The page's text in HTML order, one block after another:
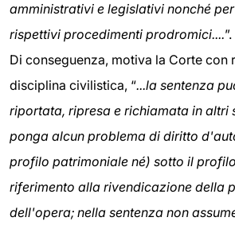
amministrativi e legislativi nonché
rispettivi procedimenti prodromici....”.
Di conseguenza, motiva la Corte con
disciplina civilistica, “...la sentenza
riportata, ripresa e richiamata in altri
ponga alcun problema di diritto
profilo patrimoniale né) sotto il
riferimento alla rivendicazione della
dell'opera; nella sentenza non